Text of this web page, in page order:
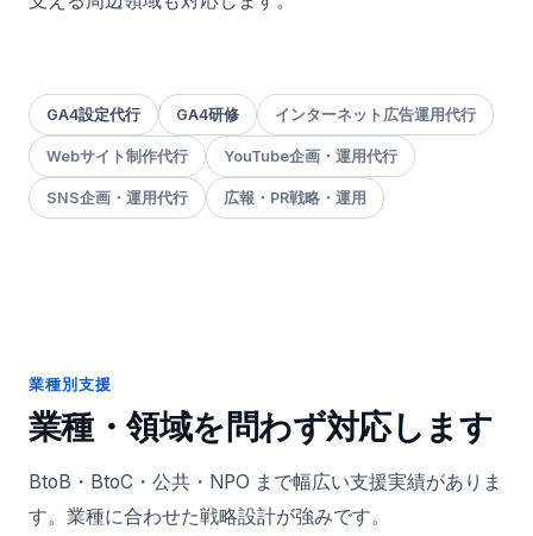
GA4設定代行 GA4研修 インターネット広告運用代行
Webサイト制作代行 YouTube企画・運用代行
SNS企画・運用代行 広報・PR戦略・運用
業種別支援
業種・領域を問わず対応します
BtoB・BtoC・公共・NPO まで幅広い支援実績がありま
す。業種に合わせた戦略設計が強みです。